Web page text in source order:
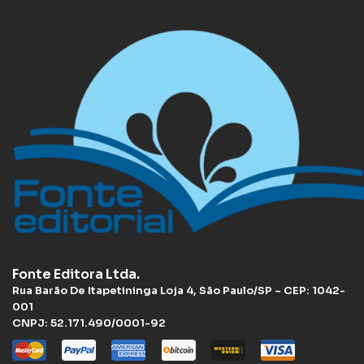
Fonte Editora Ltda.
Rua Barão De Itapetininga Loja 4, São Paulo/SP – CEP: 1042-
001
CNPJ: 52.171.490/0001-92